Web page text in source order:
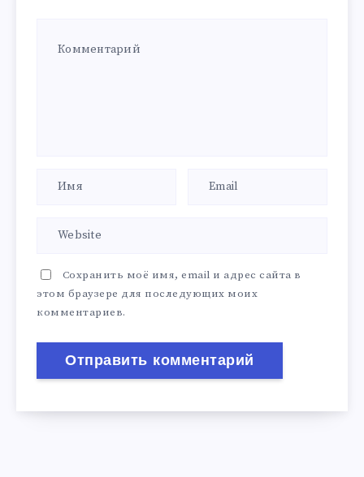
Сохранить моё имя, email и адрес сайта в
этом браузере для последующих моих
комментариев.